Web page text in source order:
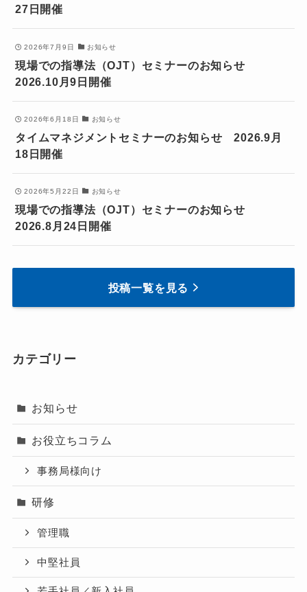
27日開催
2026年7月9日 お知らせ
現場での指導法（OJT）セミナーのお知らせ
2026.10月9日開催
2026年6月18日 お知らせ
タイムマネジメントセミナーのお知らせ 2026.9月
18日開催
2026年5月22日 お知らせ
現場での指導法（OJT）セミナーのお知らせ
2026.8月24日開催
投稿一覧を見る
カテゴリー
お知らせ
お役立ちコラム
事務局様向け
研修
管理職
中堅社員